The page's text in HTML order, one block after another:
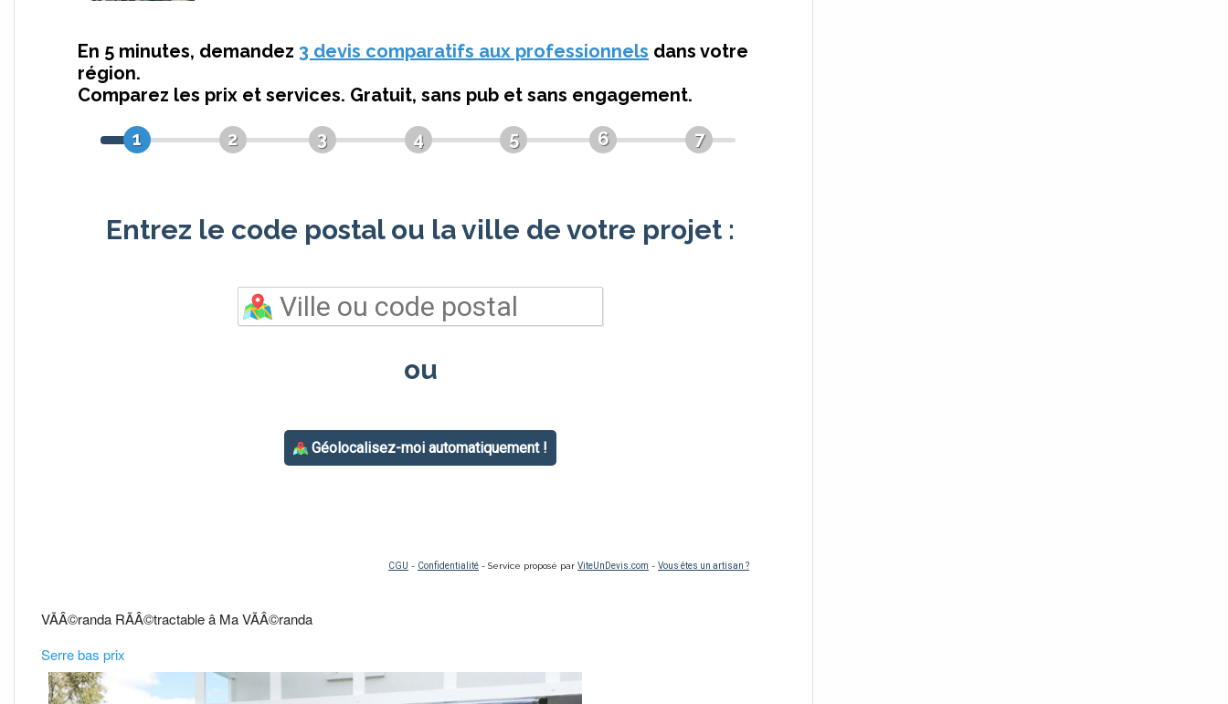
VÃÂ©randa RÃÂ©tractable â Ma VÃÂ©randa
Serre bas prix